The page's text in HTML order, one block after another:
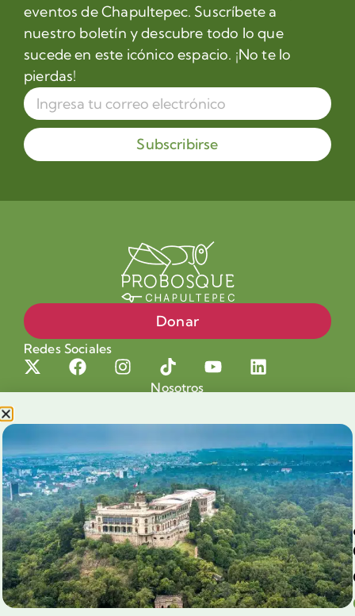
eventos de Chapultepec. Suscríbete a
nuestro boletín y descubre todo lo que
sucede en este icónico espacio. ¡No te lo
pierdas!
Subscribirse
Donar
Redes Sociales
Nosotros
Nuestra Causa
Productos con Causa
Blog
Voluntariado Chapultepec
Aliados
Legales
Prensa